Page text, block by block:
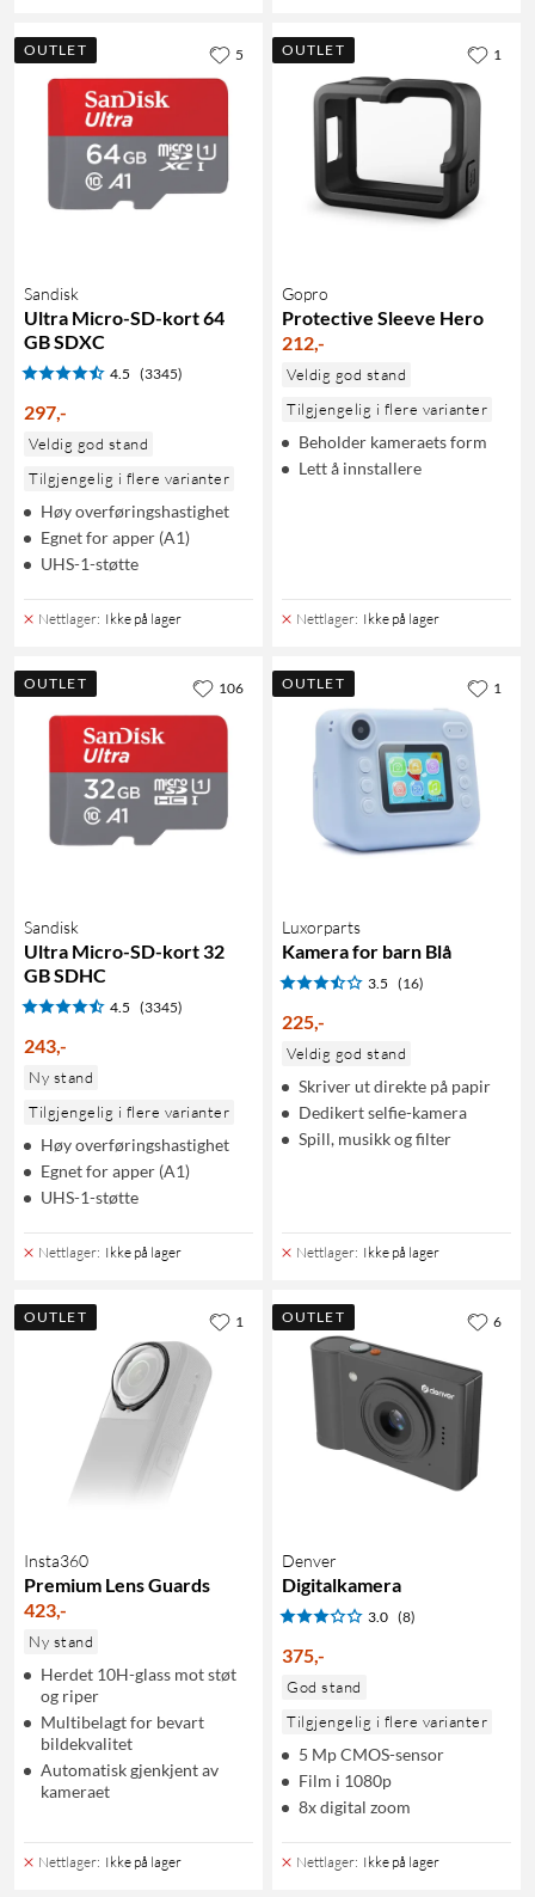
OUTLET
Sandisk
Ultra Micro-SD-kort 64
GB SDXC
4.5 (3345)
297,-
Veldig god stand
Tilgjengelig i flere varianter
Høy overføringshastighet
Egnet for apper (A1)
UHS-1-støtte
Nettlager: Ikke på lager
5 OUTLET
Gopro
Protective Sleeve Hero
212,-
Veldig god stand
Tilgjengelig i flere varianter
Beholder kameraets form
Lett å innstallere
Nettlager: Ikke på lager
1
OUTLET
Sandisk
Ultra Micro-SD-kort 32
GB SDHC
4.5 (3345)
243,-
Ny stand
Tilgjengelig i flere varianter
Høy overføringshastighet
Egnet for apper (A1)
UHS-1-støtte
Nettlager: Ikke på lager
106 OUTLET
Luxorparts
Kamera for barn Blå
3.5 (16)
225,-
Veldig god stand
Skriver ut direkte på papir
Dedikert selfie-kamera
Spill, musikk og filter
Nettlager: Ikke på lager
1
OUTLET
Insta360
Premium Lens Guards
423,-
Ny stand
Herdet 10H-glass mot støt
og riper
Multibelagt for bevart
bildekvalitet
Automatisk gjenkjent av
kameraet
Nettlager: Ikke på lager
1 OUTLET
Denver
Digitalkamera
3.0 (8)
375,-
God stand
Tilgjengelig i flere varianter
5 Mp CMOS-sensor
Film i 1080p
8x digital zoom
Nettlager: Ikke på lager
6